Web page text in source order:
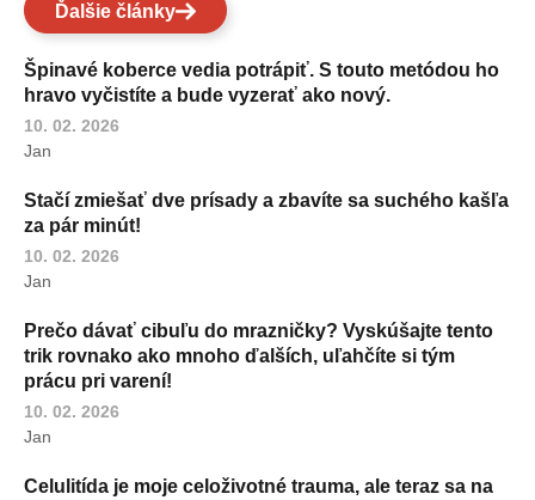
Ďalšie články
Špinavé koberce vedia potrápiť. S touto metódou ho
hravo vyčistíte a bude vyzerať ako nový.
10. 02. 2026
Jan
Stačí zmiešať dve prísady a zbavíte sa suchého kašľa
za pár minút!
10. 02. 2026
Jan
Prečo dávať cibuľu do mrazničky? Vyskúšajte tento
trik rovnako ako mnoho ďalších, uľahčíte si tým
prácu pri varení!
10. 02. 2026
Jan
Celulitída je moje celoživotné trauma, ale teraz sa na